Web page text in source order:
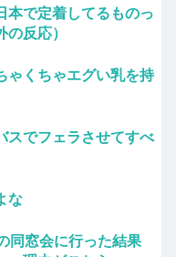
本で定着してるものっ
反応）
ゃくちゃエグい乳を持
スでフェラさせてすべ
な
同窓会に行った結果